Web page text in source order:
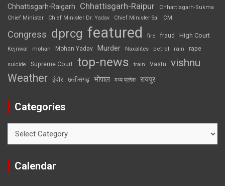
Chhattisgarh-Raigarh Chhattisgarh-Raipur
Chhattisgarh-Sukma
Chief Minister
Chief Minister Dr. Yadav Chief Minister Sai CM
Congress dprcg featured fire fraud High Court
Kejriwal mohan Mohan Yadav Murder Naxalites petrol rain rape
suicide Supreme Court top-news train Vastu vishnu
Weather इंदौर छत्तीसगढ़ भोपाल मध्य प्रदेश रायपुर
Categories
Calendar